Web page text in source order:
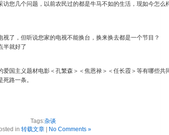
您几个问题，以前农民过的都是牛马不如的生活，现如今怎么
了，但听说您家的电视不能换台，换来换去都是一个节目？
半就好了
国主义题材电影＜孔繁森＞＜焦恩禄＞＜任长霞＞等有哪些共
路一条。
Tags:杂谈
in 转载文章| No Comments »